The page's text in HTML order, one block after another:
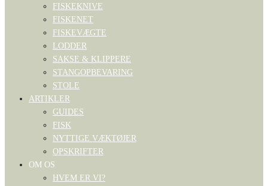
FISKEKNIVE
FISKENET
FISKEVÆGTE
LODDER
SAKSE & KLIPPERE
STANGOPBEVARING
STOLE
ARTIKLER
GUIDES
FISK
NYTTIGE VÆKTØJER
OPSKRIFTER
OM OS
HVEM ER VI?